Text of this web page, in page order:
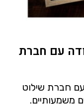
עם חברת
חברת שילוט
משמעותיים.